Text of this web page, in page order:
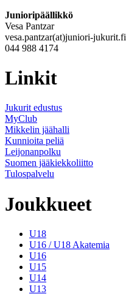
Junioripäällikkö
Vesa Pantzar
vesa.pantzar(at)juniori-jukurit.fi
044 988 4174
Linkit
Jukurit edustus
MyClub
Mikkelin jäähalli
Kunnioita peliä
Leijonanpolku
Suomen jääkiekkoliitto
Tulospalvelu
Joukkueet
U18
U16 / U18 Akatemia
U16
U15
U14
U13